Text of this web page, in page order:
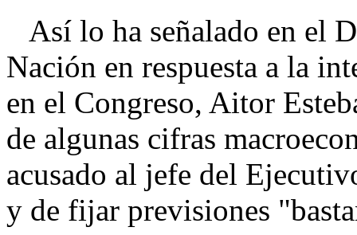
Así lo ha señalado en el
Nación en respuesta a la
en el Congreso, Aitor
de algunas cifras
acusado al jefe del
y de fijar previsiones